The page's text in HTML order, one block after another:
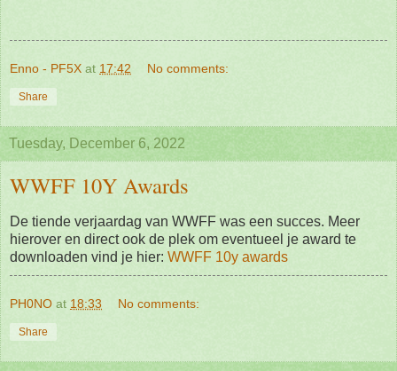
Enno - PF5X at 17:42 No comments:
Share
Tuesday, December 6, 2022
WWFF 10Y Awards
De tiende verjaardag van WWFF was een succes. Meer
hierover en direct ook de plek om eventueel je award te
downloaden vind je hier: WWFF 10y awards
PH0NO at 18:33 No comments:
Share